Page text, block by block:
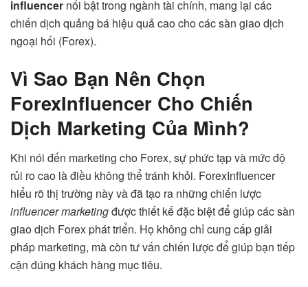
influencer nổi bật trong ngành tài chính, mang lại các
chiến dịch quảng bá hiệu quả cao cho các sàn giao dịch
ngoại hối (Forex).
Vì Sao Bạn Nên Chọn
ForexInfluencer Cho Chiến
Dịch Marketing Của Mình?
Khi nói đến marketing cho Forex, sự phức tạp và mức độ
rủi ro cao là điều không thể tránh khỏi. ForexInfluencer
hiểu rõ thị trường này và đã tạo ra những chiến lược
influencer marketingđược thiết kế đặc biệt để giúp các sàn
giao dịch Forex phát triển. Họ không chỉ cung cấp giải
pháp marketing, mà còn tư vấn chiến lược để giúp bạn tiếp
cận đúng khách hàng mục tiêu.